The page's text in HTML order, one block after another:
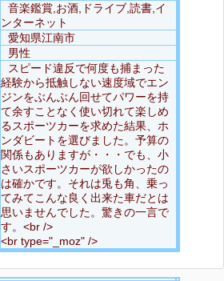
音楽鑑賞,お酒,ドライブ,読書,イ
ンターネット
愛知県江南市
男性
スピード違反で何度も捕まった
経験から抵触しない速度域でエン
ジンをぶんぶん回せてパワーを持
て余すことなく使い切れて楽しめ
るスポーツカーを求めた結果、ホ
ンダビートを選びました。予算の
関係もありますが・・・でも、小
さいスポーツカーが欲しかったの
は確かです。それは兎も角、乗っ
てみてこんな良く出来た車だとは
思いませんでした。驚きの一言で
す。<br />
<br type="_moz" />